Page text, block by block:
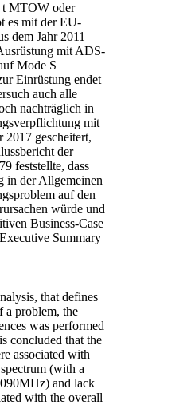
t MTOW oder
es mit der EU-
dem Jahr 2011
mit ADS-
Mode S
Einrüstung endet
auch alle
nachträglich in
mit
2017 gescheitert,
der
feststellte, dass
in der Allgemeinen
auf den
würde und
Business-Case
Summary
that defines
a problem, the
was performed
concluded that the
associated with
(with a
and lack
with the overall